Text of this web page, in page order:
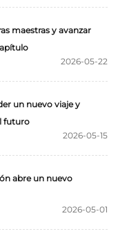
maestras y avanzar
2026-05-22
un nuevo viaje y
futuro
2026-05-15
abre un nuevo
2026-05-01